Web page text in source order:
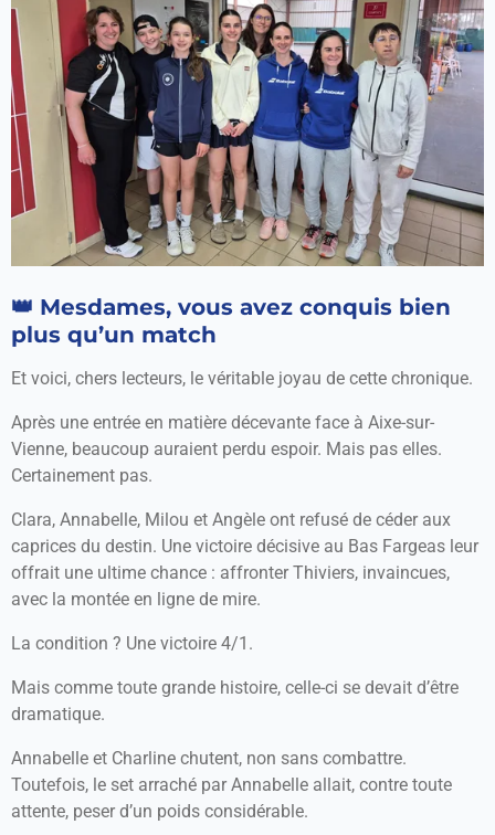
👑 Mesdames, vous avez conquis bien
plus qu’un match
Et voici, chers lecteurs, le véritable joyau de cette chronique.
Après une entrée en matière décevante face à Aixe-sur-
Vienne, beaucoup auraient perdu espoir. Mais pas elles.
Certainement pas.
Clara, Annabelle, Milou et Angèle ont refusé de céder aux
caprices du destin. Une victoire décisive au Bas Fargeas leur
offrait une ultime chance : affronter Thiviers, invaincues,
avec la montée en ligne de mire.
La condition ? Une victoire 4/1.
Mais comme toute grande histoire, celle-ci se devait d’être
dramatique.
Annabelle et Charline chutent, non sans combattre.
Toutefois, le set arraché par Annabelle allait, contre toute
attente, peser d’un poids considérable.